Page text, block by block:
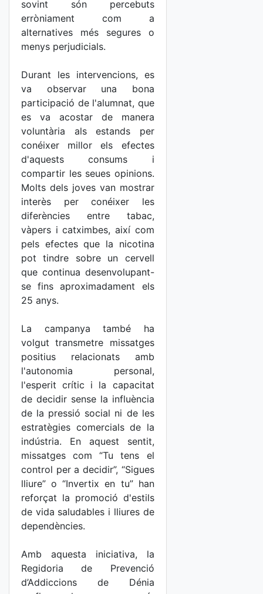
sovint són percebuts
erròniament com a
alternatives més segures o
menys perjudicials.
Durant les intervencions, es
va observar una bona
participació de l'alumnat, que
es va acostar de manera
voluntària als estands per
conéixer millor els efectes
d'aquests consums i
compartir les seues opinions.
Molts dels joves van mostrar
interès per conéixer les
diferències entre tabac,
vàpers i catximbes, així com
pels efectes que la nicotina
pot tindre sobre un cervell
que continua desenvolupant-
se fins aproximadament els
25 anys.
La campanya també ha
volgut transmetre missatges
positius relacionats amb
l'autonomia personal,
l'esperit crític i la capacitat
de decidir sense la influència
de la pressió social ni de les
estratègies comercials de la
indústria. En aquest sentit,
missatges com “Tu tens el
control per a decidir”, “Sigues
lliure” o “Invertix en tu” han
reforçat la promoció d'estils
de vida saludables i lliures de
dependències.
Amb aquesta iniciativa, la
Regidoria de Prevenció
d’Addiccions de Dénia